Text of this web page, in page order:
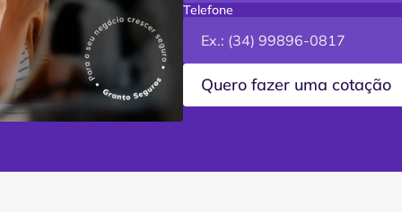
Telefone
Ex.: (34) 99896-0817
Quero fazer uma cotação